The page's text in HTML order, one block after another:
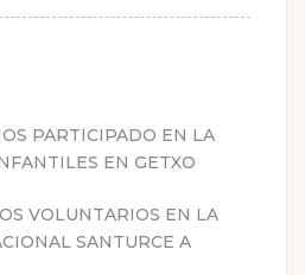
PARTICIPADO EN LA
EN GETXO
VOLUNTARIOS EN LA
SANTURCE A